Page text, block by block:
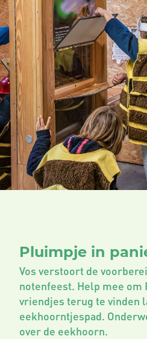
Pluimpje in
Vos verstoort de
notenfeest. Help mee om
vriendjes terug te vinden
eekhoorntjespad.
over de eekhoorn.